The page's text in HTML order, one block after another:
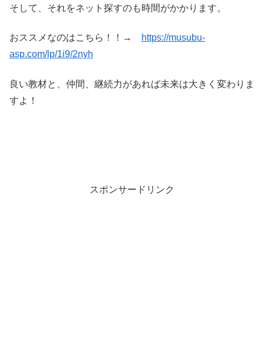
そして、それをネット探すのも時間がかかります。
おススメなのはこちら！！→
https://musubu-
asp.com/lp/1i9/2nyh
良い教材と、仲間、継続力があれば未来は大きく変わりま
すよ！
スポンサードリンク